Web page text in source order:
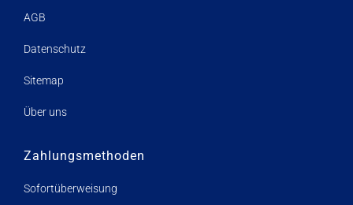
AGB
Datenschutz
Sitemap
Über uns
Zahlungsmethoden
Sofortüberweisung